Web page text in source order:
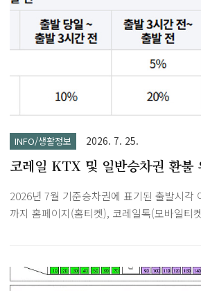
INFO/생활정보 2026. 7. 25.
코레일 KTX 및 일반승차권 환불
2026년 7월 기준승차권에 표기된 출발시각
까지 홈페이지(홈티켓), 코레일톡(모바일티
니다.코레일톡으로 구매한 승차권(KTX)은
출발 후 10분까지, 열차 내가 아님이 확인된